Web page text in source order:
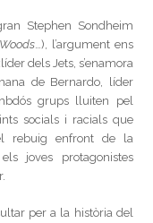
Stephen Sondheim
…), l’argument ens
dels Jets, s’enamora
de Bernardo, líder
grups lluiten pel
socials i racials que
rebuig enfront de la
joves protagonistes
per a la història del